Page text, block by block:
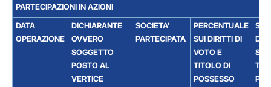
PARTECIPAZIONI IN AZIONI
DATA
OPERAZIONE
DICHIARANTE
OVVERO
SOGGETTO
POSTO AL
VERTICE
SOCIETA'
PARTECIPATA
PERCENTUALE
SUI DIRITTI DI
VOTO E
TITOLO DI
POSSESSO